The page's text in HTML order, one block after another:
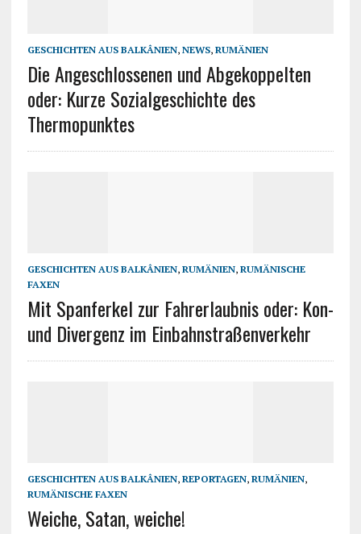
GESCHICHTEN AUS BALKÂNIEN, NEWS, RUMÄNIEN
Die Angeschlossenen und Abgekoppelten
oder: Kurze Sozialgeschichte des
Thermopunktes
GESCHICHTEN AUS BALKÂNIEN, RUMÄNIEN, RUMÄNISCHE
FAXEN
Mit Spanferkel zur Fahrerlaubnis oder: Kon-
und Divergenz im Einbahnstraßenverkehr
GESCHICHTEN AUS BALKÂNIEN, REPORTAGEN, RUMÄNIEN,
RUMÄNISCHE FAXEN
Weiche, Satan, weiche!